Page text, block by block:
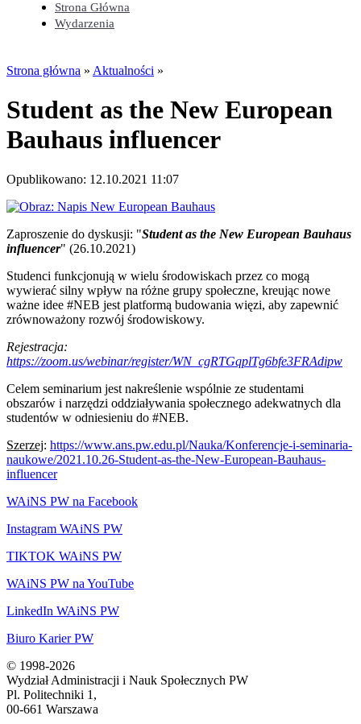
Strona Główna
Wydarzenia
Strona główna » Aktualności »
Student as the New European
Bauhaus influencer
Opublikowano: 12.10.2021 11:07
Zaproszenie do dyskusji: "Student as the New European Bauhaus
influencer" (26.10.2021)
Studenci funkcjonują w wielu środowiskach przez co mogą
wywierać silny wpływ na różne grupy społeczne, kreując nowe
ważne idee #NEB jest platformą budowania więzi, aby zapewnić
zrównoważony rozwój środowiskowy.
Rejestracja:
https://zoom.us/webinar/register/WN_cgRTGqplTg6bfe3FRAdipw
Celem seminarium jest nakreślenie wspólnie ze studentami
obszarów i narzędzi oddziaływania społecznego adekwatnych dla
studentów w odniesieniu do #NEB.
Szerzej: https://www.ans.pw.edu.pl/Nauka/Konferencje-i-seminaria-
naukowe/2021.10.26-Student-as-the-New-European-Bauhaus-
influencer
WAiNS PW na Facebook
Instagram WAiNS PW
TIKTOK WAiNS PW
WAiNS PW na YouTube
LinkedIn WAiNS PW
Biuro Karier PW
© 1998-2026
Wydział Administracji i Nauk Społecznych PW
Pl. Politechniki 1,
00-661 Warszawa